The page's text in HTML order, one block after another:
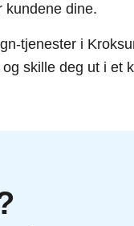
kundene dine.
tjenester i
skille deg ut i et